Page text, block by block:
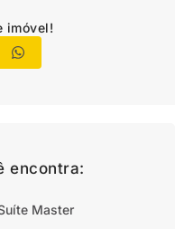
imóvel!
encontra:
Master